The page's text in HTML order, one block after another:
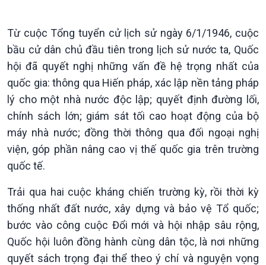
Chính trị
Tin Chính trị
Quốc hội với cử tri
Xây dựng đảng
Đảng trong cuộc sống
Nhận diện sự thật
Pháp luật và đời sống
Thế giới
Hồ sơ sự kiện quốc tế
Thế giới & Việt Nam
Biên cương - Một dải vững
Từ cuộc Tổng tuyển cử lịch sử ngày 6/1/1946, cuộc
bầu cử dân chủ đầu tiên trong lịch sử nước ta, Quốc
hội đã quyết nghị những vấn đề hệ trọng nhất của
quốc gia: thông qua Hiến pháp, xác lập nền tảng pháp
lý cho một nhà nước độc lập; quyết định đường lối,
chính sách lớn; giám sát tối cao hoạt động của bộ
máy nhà nước; đồng thời thông qua đối ngoại nghị
viện, góp phần nâng cao vị thế quốc gia trên trường
quốc tế.
Trải qua hai cuộc kháng chiến trường kỳ, rồi thời kỳ
thống nhất đất nước, xây dựng và bảo vệ Tổ quốc;
bước vào công cuộc Đổi mới và hội nhập sâu rộng,
Quốc hội luôn đồng hành cùng dân tộc, là nơi những
quyết sách trọng đại thể theo ý chí và nguyện vọng